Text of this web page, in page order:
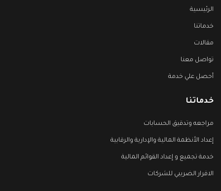
الرئيسية
خدماتنا
مقالات
تواصل معنا
أحصل علي خدمة
خدماتنا
مراجعه وتدقيق الحسابات
إعداد الأنظمة المالية والإدارية والرقابية
خدمة تجميع و إعداد القوائم المالية
الاقرار الضريبي للشركات